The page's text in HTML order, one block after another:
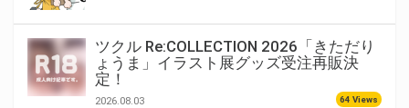
ツクル Re:COLLECTION 2026「きただり
ょうま」イラスト展グッズ受注再販決
定！
2026.08.03 64 Views